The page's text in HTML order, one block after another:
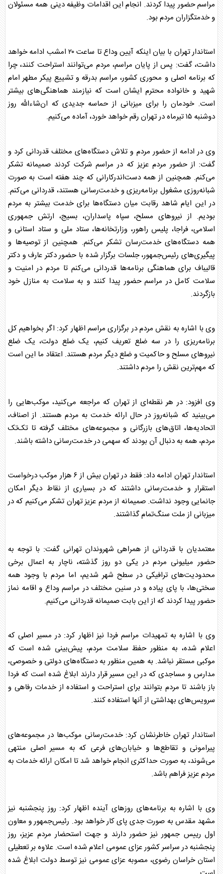
مراسم حضور پیدا کردند. انجام این اقدامات وظیفه دینی همه مسئولان
و خدمتگزاران مردم بود.
استاندار تهران با بیان اینکه آیین وداع تا ساعت ۲۰ امشب ادامه خواهد
داشت، گفت: پس از پایان مراسم، مردم می‌توانند استراحت کنند، چرا
که برنامه اصلی و محوری کشور، مراسم بدرقه و تشییع پیکر مطهر امام
شهید و خانواده محترم ایشان است که نیازمند هماهنگی‌های بیشتر
است. خودمان را برای میزبانی از حماسه جدیدی که ان‌شاءالله روز
دوشنبه ۱۵ تیرماه در تهران رقم خواهد خورد، آماده می‌کنیم.
وی در ادامه از حضور مردم و تلاش دستگاه‌های مختلف قدردانی کرد و
گفت: از حضور مردم عزیز که در مراسم شرکت کردند صمیمانه تشکر
می‌کنم. همچنین از همه دست‌اندرکارانی که چند هفته است به صورت
شبانه‌روزی مشغول برنامه‌ریزی و خدمت‌رسانی هستند، قدردانی می‌کنم.
در این ایام شاهد رقابت میان دستگاه‌ها برای خدمت بیشتر به مردم
بودیم. از نیرو‌های مسلح، سپاه پاسداران، بسیج، ارتش جمهوری
اسلامی، فراجا، پلیس راهور، وزارتخانه‌ها، ستاد ملی و ستاد استانی و
همه دستگاه‌های خدمت‌رسان تشکر می‌کنم. همچنین از توصیه‌ها و
پیگیری‌های رئیس‌جمهور، جلسات برگزار شده با حضور دکتر عارف و دکتر
قالیباف برای هماهنگی برنامه‌ها قدردانی می‌کنم تا مردم در امنیت و
سلامت کامل در مراسم حضور پیدا کنند و به سلامت به منازل خود
بازگردند.
وی با اشاره به نقش مردم در برگزاری مراسم اظهار کرد: اگر بخواهیم کل
برنامه‌ریزی را در سه ضلع تعریف کنیم، یک ضلع دولت، یک ضلع
نیرو‌های مسلح و حاکمیت و ضلع دیگر مردم هستند. اعتقاد ما این است
که مهم‌ترین نقش را مردم داشتند.
وی افزود: در هر نقطه‌ای از تهران که مراجعه می‌کنید، موکب‌هایی را
می‌بینید که شبانه‌روز در حال ارائه خدمت به مردم هستند. از اصناف،
اتحادیه‌ها، اتاق‌های بازرگانی و مجموعه‌های مختلف گرفته تا تک‌تک
مردم، همه به دنبال آن بودند که سهمی در خدمت‌رسانی داشته باشند.
استاندار تهران ادامه داد: فقط در تهران بیش از ۶ هزار موکب درخواست
استقرار و خدمت‌رسانی داشتند که در بسیاری از نقاط دیگر امکان
جانمایی وجود نداشت. صمیمانه از مردم عزیز تهران تشکر می‌کنیم که در
میزبانی از ملت سنگ‌تمام گذاشتند.
معتمدیان با قدردانی از همراهی شهروندان تهرانی گفت: با توجه به
حضور میلیونی مردم در یکی دو روز گذشته، ناچار به اعمال برخی
محدودیت‌های ترافیکی در سطح شهر شدیم، اما مردم با وجود همه
سختی‌ها، با پای پیاده و در سنین مختلف در مراسم وداع و اقامه نماز
حضور پیدا کردند که از این بابت صمیمانه قدردانی می‌کنیم.
وی با اشاره به تمهیدات مراسم فردا نیز اظهار کرد: در مسیر اصلی که
اعلام شده، به منظور حفظ سلامت مردم، پیش‌بینی شده است که
موکبی مستقر نباشد. به همین منظور به دستگاه‌های دولتی و خصوصی،
مدارس و مساجدی که در این مسیر قرار دارند ابلاغ شده است که فردا
باز باشند تا مردم بتوانند برای استراحت و استفاده از خدمات رفاهی و
سرویس‌های بهداشتی از آنها استفاده کنند.
استاندار تهران خاطرنشان کرد: خدمت‌رسانی موکب‌ها در مجموعه‌های
پیرامونی و تقاطع‌ها و خیابان‌های فرعی که به مسیر اصلی منتهی
می‌شوند، به صورت حداکثری انجام خواهد شد تا امکان ارائه خدمات به
مردم عزیز فراهم باشد.
وی با اشاره به برنامه‌های روز‌های آینده اظهار کرد: روز پنجشنبه نیز
مشهد مقدس به صورت جدی پای کار خواهد بود. رئیس‌جمهور و معاون
اول رییس جمهور نیز حضور دارند و جهت استحضار مردم عزیز، روز
پنجشنبه در سراسر کشور عزای عمومی اعلام شده است. علاوه بر تعطیلی
استان خراسان رضوی، مصوبه عزای عمومی نیز توسط دولت ابلاغ شده